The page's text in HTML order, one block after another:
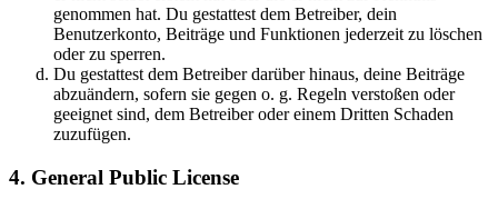
genommen hat. Du gestattest dem Betreiber, dein
Benutzerkonto, Beiträge und Funktionen jederzeit zu löschen
oder zu sperren.
Du gestattest dem Betreiber darüber hinaus, deine Beiträge
abzuändern, sofern sie gegen o. g. Regeln verstoßen oder
geeignet sind, dem Betreiber oder einem Dritten Schaden
zuzufügen.
4. General Public License